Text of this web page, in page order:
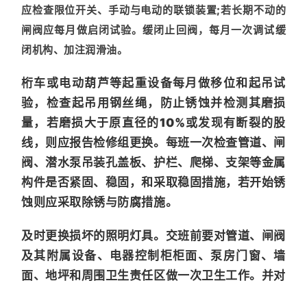
应检查限位开关、手动与电动的联锁装置;若长期不动的
闸阀应每月做启闭试验。缓闭止回阀，每月一次调试缓
闭机构、加注润滑油。
桁车或电动葫芦等起重设备每月做移位和起吊试
验，检查起吊用钢丝绳，防止锈蚀并检测其磨损
量，若磨损大于原直径的10%或发现有断裂的股
线，则应报告检修组更换。每班一次检查管道、闸
阀、潜水泵吊装孔盖板、护栏、爬梯、支架等金属
构件是否紧固、稳固，和采取稳固措施，若开始锈
蚀则应采取除锈与防腐措施。
及时更换损坏的照明灯具。交班前要对管道、闸阀
及其附属设备、电器控制柜柜面、泵房门窗、墙
面、地坪和周围卫生责任区做一次卫生工作。并对